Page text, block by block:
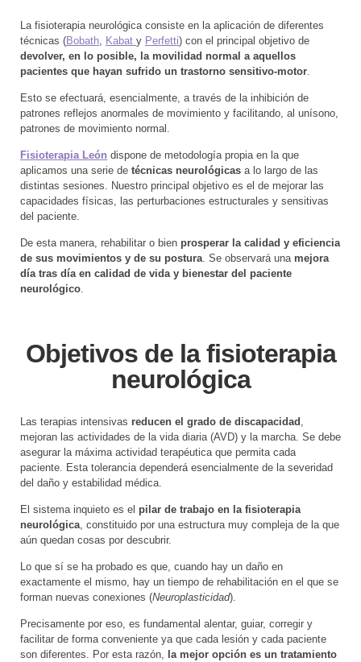
La fisioterapia neurológica consiste en la aplicación de diferentes
técnicas (Bobath, Kabat y Perfetti) con el principal objetivo de
devolver, en lo posible, la movilidad normal a aquellos
pacientes que hayan sufrido un trastorno sensitivo-motor.
Esto se efectuará, esencialmente, a través de la inhibición de
patrones reflejos anormales de movimiento y facilitando, al unísono,
patrones de movimiento normal.
Fisioterapia León dispone de metodología propia en la que
aplicamos una serie de técnicas neurológicas a lo largo de las
distintas sesiones. Nuestro principal objetivo es el de mejorar las
capacidades físicas, las perturbaciones estructurales y sensitivas
del paciente.
De esta manera, rehabilitar o bien prosperar la calidad y eficiencia
de sus movimientos y de su postura. Se observará una mejora
día tras día en calidad de vida y bienestar del paciente
neurológico.
Objetivos de la fisioterapia
neurológica
Las terapias intensivas reducen el grado de discapacidad ,
mejoran las actividades de la vida diaria (AVD) y la marcha. Se debe
asegurar la máxima actividad terapéutica que permita cada
paciente. Esta tolerancia dependerá esencialmente de la severidad
del daño y estabilidad médica.
El sistema inquieto es el pilar de trabajo en la fisioterapia
neurológica, constituido por una estructura muy compleja de la que
aún quedan cosas por descubrir.
Lo que sí se ha probado es que, cuando hay un daño en
exactamente el mismo, hay un tiempo de rehabilitación en el que se
forman nuevas conexiones (Neuroplasticidad).
Precisamente por eso, es fundamental alentar, guiar, corregir y
facilitar de forma conveniente ya que cada lesión y cada paciente
son diferentes. Por esta razón, la mejor opción es un tratamiento